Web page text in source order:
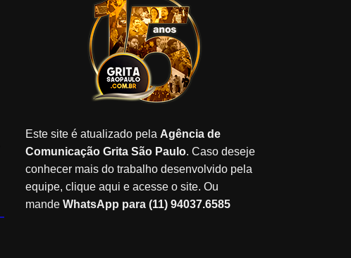
Este site é atualizado pela Agência de
Comunicação Grita São Paulo. Caso deseje
conhecer mais do trabalho desenvolvido pela
equipe, clique aqui e acesse o site. Ou
mande WhatsApp para (11) 94037.6585